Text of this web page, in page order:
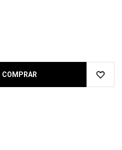
COMPRAR